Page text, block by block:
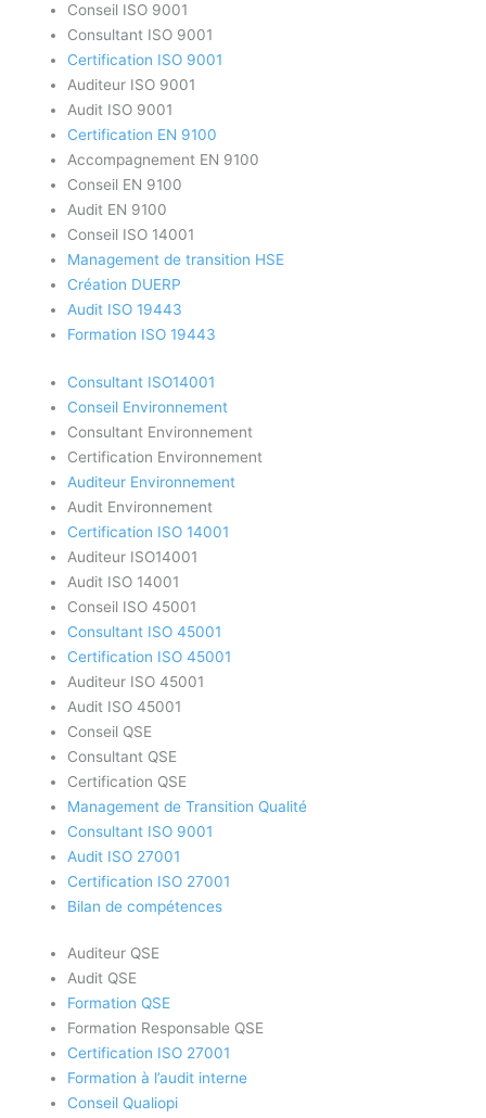
Conseil ISO 9001
Consultant ISO 9001
Certification ISO 9001
Auditeur ISO 9001
Audit ISO 9001
Certification EN 9100
Accompagnement EN 9100
Conseil EN 9100
Audit EN 9100
Conseil ISO 14001
Management de transition HSE
Création DUERP
Audit ISO 19443
Formation ISO 19443
Consultant ISO14001
Conseil Environnement
Consultant Environnement
Certification Environnement
Auditeur Environnement
Audit Environnement
Certification ISO 14001
Auditeur ISO14001
Audit ISO 14001
Conseil ISO 45001
Consultant ISO 45001
Certification ISO 45001
Auditeur ISO 45001
Audit ISO 45001
Conseil QSE
Consultant QSE
Certification QSE
Management de Transition Qualité
Consultant ISO 9001
Audit ISO 27001
Certification ISO 27001
Bilan de compétences
Auditeur QSE
Audit QSE
Formation QSE
Formation Responsable QSE
Certification ISO 27001
Formation à l’audit interne
Conseil Qualiopi